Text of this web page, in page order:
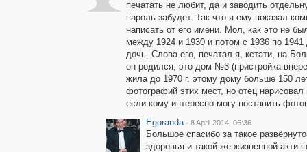
печатать не любит, да и заводить
пароль забудет. Так что я ему показал
написать от его имени. Мол, как это не
между 1924 и 1930 и потом с 1936 по
дочь. Слова его, печатал я, кстати, на
он родился, это дом №3 (пристройка
жила до 1970 г. этому дому больше 150
фотографий этих мест, но отец
если кому интересно могу поставить
Egoranda · 8 April 2014, 06:36
Большое спасибо за такое
здоровья и такой же жизненной